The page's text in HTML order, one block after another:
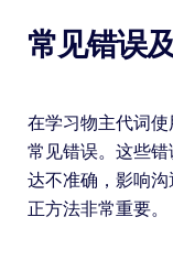
常见错误
在学习物主代词
常见错误。这些
达不准确，影响
正方法非常重要。